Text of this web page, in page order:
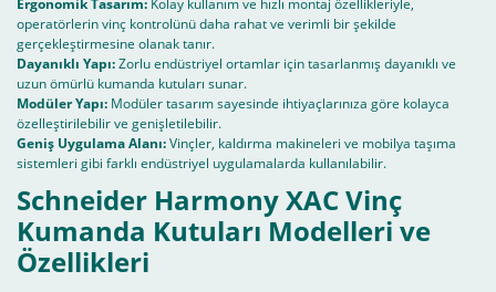
operatörlerin vinç kontrolünü daha rahat ve verimli bir şekilde
gerçekleştirmesine olanak tanır.
Dayanıklı Yapı:Zorlu endüstriyel ortamlar için tasarlanmış dayanıklı ve
uzun ömürlü kumanda kutuları sunar.
Modüler Yapı: Modüler tasarım sayesinde ihtiyaçlarınıza göre kolayca
özelleştirilebilir ve genişletilebilir.
Geniş Uygulama Alanı:Vinçler, kaldırma makineleri ve mobilya taşıma
sistemleri gibi farklı endüstriyel uygulamalarda kullanılabilir.
Schneider Harmony XAC Vinç
Kumanda Kutuları Modelleri ve
Özellikleri